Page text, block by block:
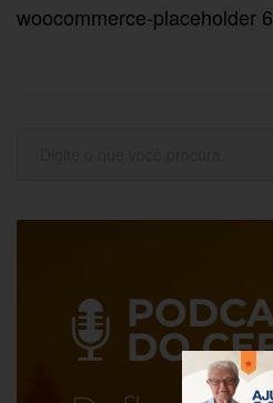
woocommerce-placeholder 6